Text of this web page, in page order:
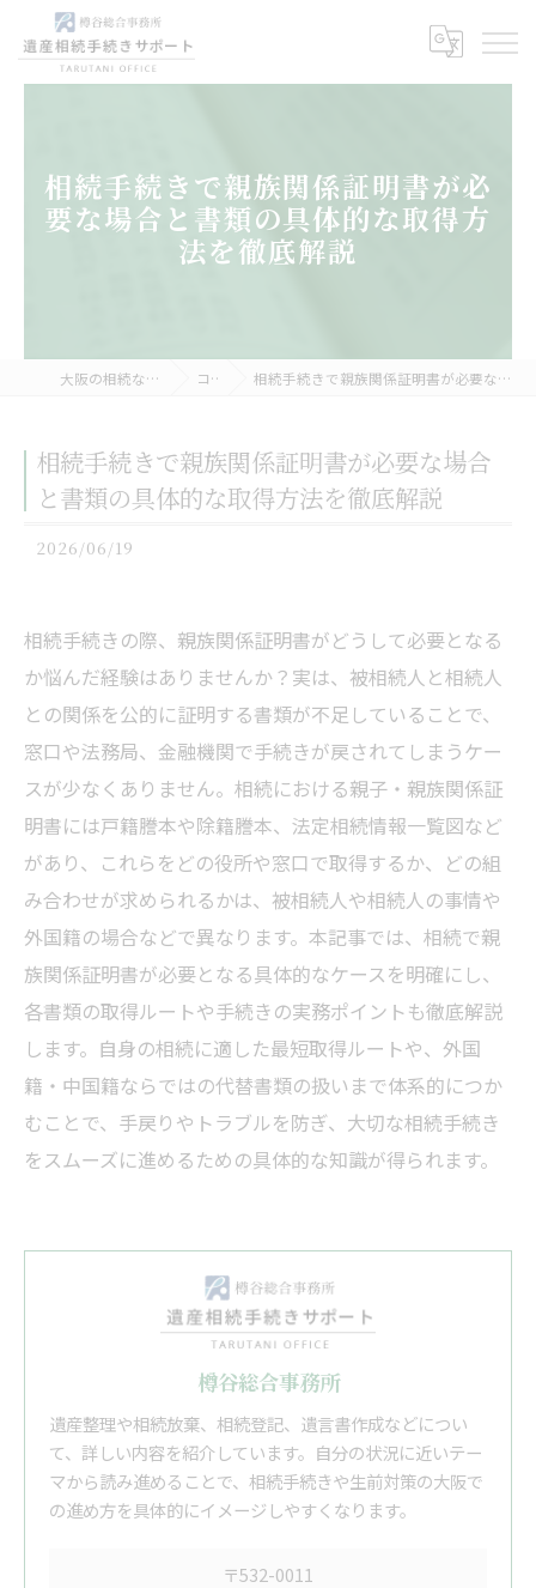
相続手続きで親族関係証明書が必
要な場合と書類の具体的な取得方
法を徹底解説
大阪の相続なら樽谷総合事務所 コラム 相続手続きで親族関係証明書が必要な場合と書類の具体的な取得方法を徹底解説
相続手続きで親族関係証明書が必要な場合
と書類の具体的な取得方法を徹底解説
2026/06/19
相続手続きの際、親族関係証明書がどうして必要となる
か悩んだ経験はありませんか？実は、被相続人と相続人
との関係を公的に証明する書類が不足していることで、
窓口や法務局、金融機関で手続きが戻されてしまうケー
スが少なくありません。相続における親子・親族関係証
明書には戸籍謄本や除籍謄本、法定相続情報一覧図など
があり、これらをどの役所や窓口で取得するか、どの組
み合わせが求められるかは、被相続人や相続人の事情や
外国籍の場合などで異なります。本記事では、相続で親
族関係証明書が必要となる具体的なケースを明確にし、
各書類の取得ルートや手続きの実務ポイントも徹底解説
します。自身の相続に適した最短取得ルートや、外国
籍・中国籍ならではの代替書類の扱いまで体系的につか
むことで、手戻りやトラブルを防ぎ、大切な相続手続き
をスムーズに進めるための具体的な知識が得られます。
樽谷総合事務所
遺産整理や相続放棄、相続登記、遺言書作成などについ
て、詳しい内容を紹介しています。自分の状況に近いテー
マから読み進めることで、相続手続きや生前対策の大阪で
の進め方を具体的にイメージしやすくなります。
〒532-0011